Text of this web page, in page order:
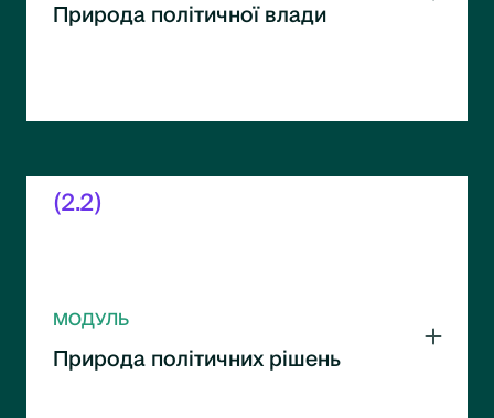
Природа політичної влади
(2.2)
МОДУЛЬ
Природа політичних рішень